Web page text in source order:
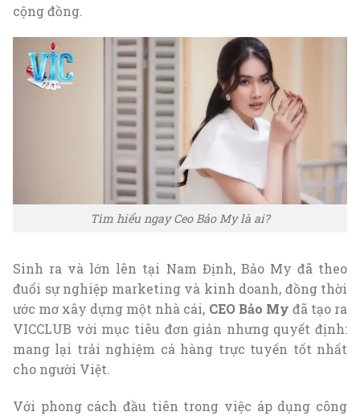
cộng đồng.
Tìm hiểu ngay Ceo Bảo My là ai?
Sinh ra và lớn lên tại Nam Định, Bảo My đã theo
đuổi sự nghiệp marketing và kinh doanh, đồng thời
ước mơ xây dựng một nhà cái, CEO Bảo My đã tạo ra
VICCLUB với mục tiêu đơn giản nhưng quyết định:
mang lại trải nghiệm cá hàng trực tuyến tốt nhất
cho người Việt.
Với phong cách đầu tiên trong việc áp dụng công